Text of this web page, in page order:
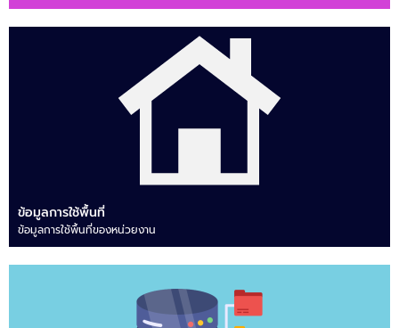
ข้อมูลการใช้พื้นที่
ข้อมูลการใช้พื้นที่ของหน่วยงาน